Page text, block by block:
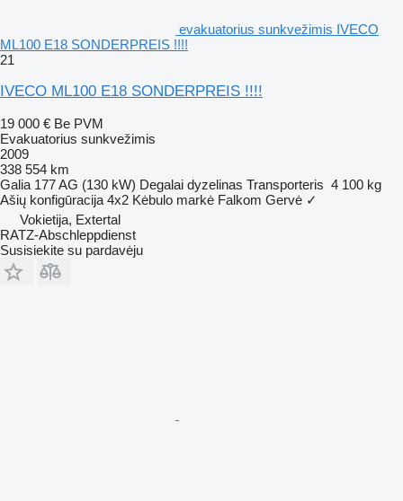
evakuatorius sunkvežimis IVECO
ML100 E18 SONDERPREIS !!!!
21
IVECO ML100 E18 SONDERPREIS !!!!
19 000 € Be PVM
Evakuatorius sunkvežimis
2009
338 554 km
Galia 177 AG (130 kW) Degalai dyzelinas Transporteris 4 100 kg
Ašių konfigūracija 4x2 Kėbulo markė Falkom Gervė ✓
Vokietija, Extertal
RATZ-Abschleppdienst
Susisiekite su pardavėju